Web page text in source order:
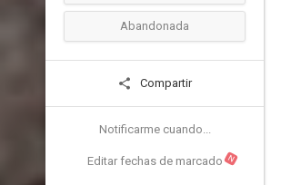
Abandonada
Compartir
Notificarme cuando...
Editar fechas de marcado N